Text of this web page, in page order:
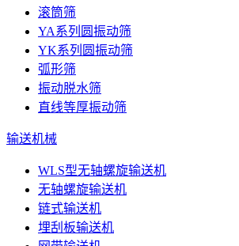
滚筒筛
YA系列圆振动筛
YK系列圆振动筛
弧形筛
振动脱水筛
直线等厚振动筛
输送机械
WLS型无轴螺旋输送机
无轴螺旋输送机
链式输送机
埋刮板输送机